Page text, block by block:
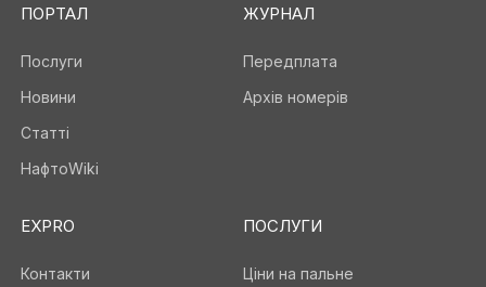
ПОРТАЛ
Послуги
Новини
Статті
НафтоWiki
ЖУРНАЛ
Передплата
Архів номерів
EXPRO
Контакти
ПОСЛУГИ
Ціни на пальне